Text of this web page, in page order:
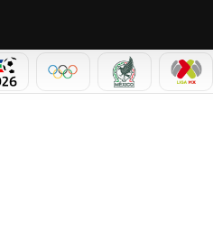
MUNDIAL 2026OLÍMPICOSSELECCIÓN